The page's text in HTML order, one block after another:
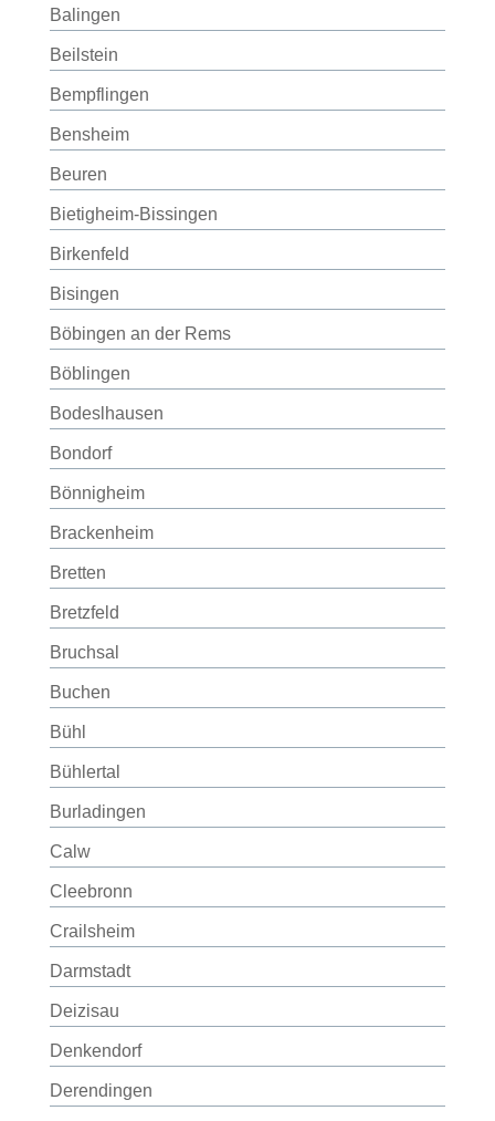
Balingen
Beilstein
Bempflingen
Bensheim
Beuren
Bietigheim-Bissingen
Birkenfeld
Bisingen
Böbingen an der Rems
Böblingen
Bodeslhausen
Bondorf
Bönnigheim
Brackenheim
Bretten
Bretzfeld
Bruchsal
Buchen
Bühl
Bühlertal
Burladingen
Calw
Cleebronn
Crailsheim
Darmstadt
Deizisau
Denkendorf
Derendingen